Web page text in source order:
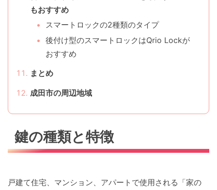
もおすすめ
スマートロックの2種類のタイプ
後付け型のスマートロックはQrio Lockが
おすすめ
まとめ
成田市の周辺地域
鍵の種類と特徴
戸建て住宅、マンション、アパートで使用される「家の